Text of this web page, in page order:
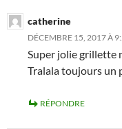
catherine
DÉCEMBRE 15, 2017 À
Super jolie grillette
Tralala toujours un
RÉPONDRE